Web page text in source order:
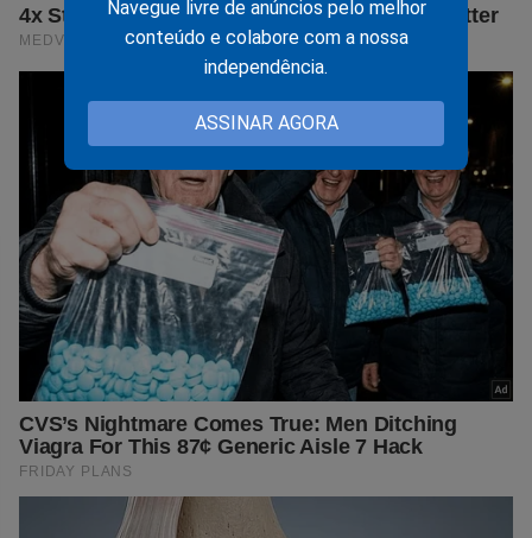
Navegue livre de anúncios pelo melhor
conteúdo e colabore com a nossa
independência.
ASSINAR AGORA